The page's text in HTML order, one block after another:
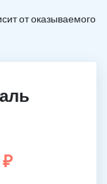
от оказываемого
₽